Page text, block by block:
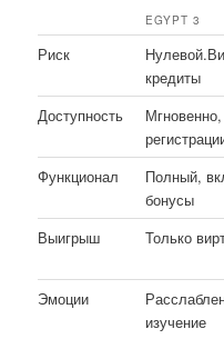
EGYPT 3
Риск
кредиты
Доступность
Функционал
Полный,
бонусы
Выигрыш
Только
Эмоции
изучение